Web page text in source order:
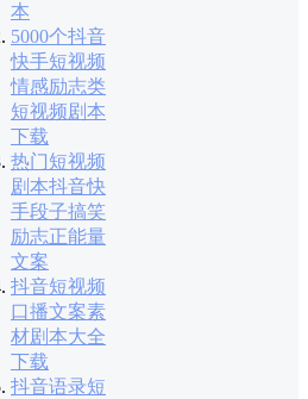
本
5000个抖音
快手短视频
情感励志类
短视频剧本
下载
热门短视频
剧本抖音快
手段子搞笑
励志正能量
文案
抖音短视频
口播文案素
材剧本大全
下载
抖音语录短